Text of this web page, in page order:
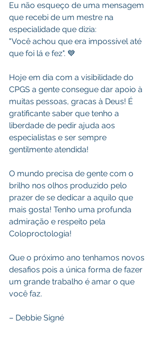
Eu não esqueço de uma mensagem
que recebi de um mestre na
especialidade que dizia:
"Você achou que era impossível até
que foi lá e fez". 💙
Hoje em dia com a visibilidade do
CPGS a gente consegue dar apoio à
muitas pessoas, gracas à Deus! É
gratificante saber que tenho a
liberdade de pedir ajuda aos
especialistas e ser sempre
gentilmente atendida!
O mundo precisa de gente com o
brilho nos olhos produzido pelo
prazer de se dedicar a aquilo que
mais gosta! Tenho uma profunda
admiração e respeito pela
Coloproctologia!
Que o próximo ano tenhamos novos
desafios pois a única forma de fazer
um grande trabalho é amar o que
você faz.
– Debbie Signé